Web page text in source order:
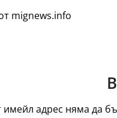
mignews.info
адрес няма да